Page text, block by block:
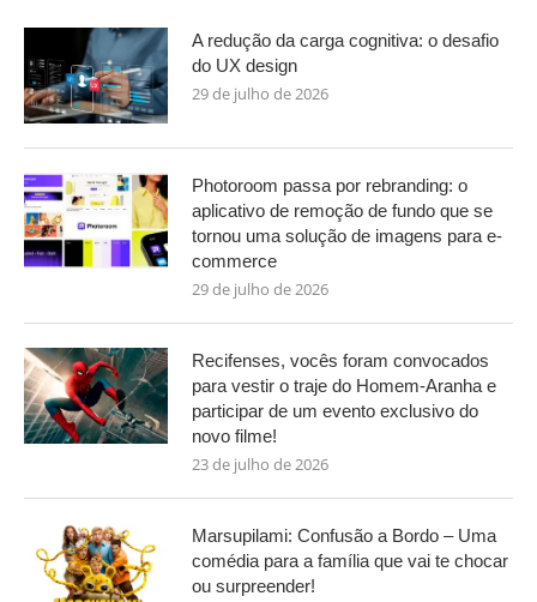
A redução da carga cognitiva: o desafio
do UX design
29 de julho de 2026
Photoroom passa por rebranding: o
aplicativo de remoção de fundo que se
tornou uma solução de imagens para e-
commerce
29 de julho de 2026
Recifenses, vocês foram convocados
para vestir o traje do Homem-Aranha e
participar de um evento exclusivo do
novo filme!
23 de julho de 2026
Marsupilami: Confusão a Bordo – Uma
comédia para a família que vai te chocar
ou surpreender!